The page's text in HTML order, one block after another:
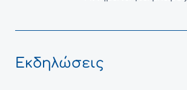
Εκδηλώσεις